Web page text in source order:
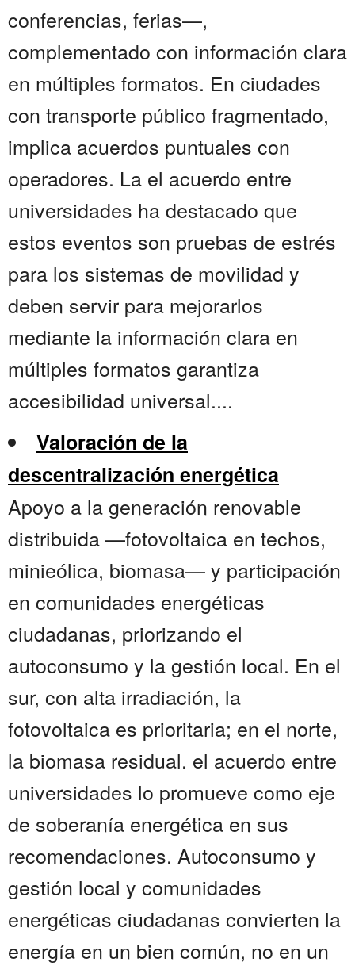
conferencias, ferias—,
complementado con información clara
en múltiples formatos. En ciudades
con transporte público fragmentado,
implica acuerdos puntuales con
operadores. La el acuerdo entre
universidades ha destacado que
estos eventos son pruebas de estrés
para los sistemas de movilidad y
deben servir para mejorarlos
mediante la información clara en
múltiples formatos garantiza
accesibilidad universal....
Valoración de la
descentralización energética
Apoyo a la generación renovable
distribuida —fotovoltaica en techos,
minieólica, biomasa— y participación
en comunidades energéticas
ciudadanas, priorizando el
autoconsumo y la gestión local. En el
sur, con alta irradiación, la
fotovoltaica es prioritaria; en el norte,
la biomasa residual. el acuerdo entre
universidades lo promueve como eje
de soberanía energética en sus
recomendaciones. Autoconsumo y
gestión local y comunidades
energéticas ciudadanas convierten la
energía en un bien común, no en un